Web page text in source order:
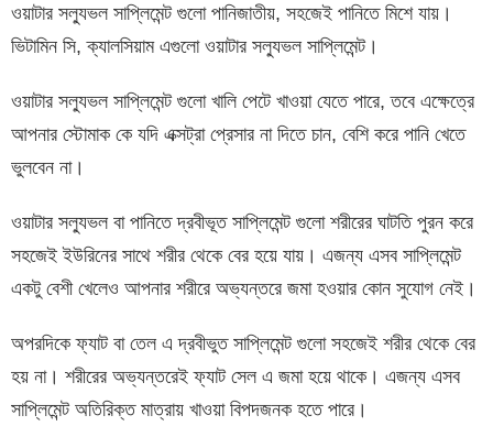
ওয়াটার সল্যুভল সাপ্লিমেন্ট গুলো পানিজাতীয়, সহজেই পানিতে মিশে যায়।
ভিটামিন সি, ক্যালসিয়াম এগুলো ওয়াটার সল্যুভল সাপ্লিমেন্ট।
ওয়াটার সল্যুভল সাপ্লিমেন্ট গুলো খালি পেটে খাওয়া যেতে পারে, তবে এক্ষেত্রে
আপনার স্টোমাক কে যদি এক্সট্রা প্রেসার না দিতে চান, বেশি করে পানি খেতে
ভুলবেন না।
ওয়াটার সল্যুভল বা পানিতে দ্রবীভূত সাপ্লিমেন্ট গুলো শরীরের ঘাটতি পুরন করে
সহজেই ইউরিনের সাথে শরীর থেকে বের হয়ে যায়। এজন্য এসব সাপ্লিমেন্ট
একটু বেশী খেলেও আপনার শরীরে অভ্যন্তরে জমা হওয়ার কোন সুযোগ নেই।
অপরদিকে ফ্যাট বা তেল এ দ্রবীভুত সাপ্লিমেন্ট গুলো সহজেই শরীর থেকে বের
হয় না। শরীরের অভ্যন্তরেই ফ্যাট সেল এ জমা হয়ে থাকে। এজন্য এসব
সাপ্লিমেন্ট অতিরিক্ত মাত্রায় খাওয়া বিপদজনক হতে পারে।